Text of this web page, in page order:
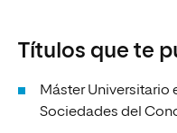
Títulos que te
Máster Universitario
Sociedades del